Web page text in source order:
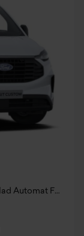
Skåp Trend 320l 2.0l Ecoblue 136hk 8-Växlad Automat FWD Diesel